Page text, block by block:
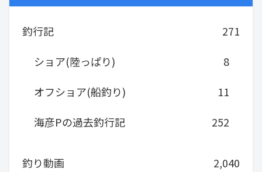
釣行記
271
ショア(陸っぱり)
8
オフショア(船釣り)
11
海彦Pの過去釣行記
252
釣り動画
2,040